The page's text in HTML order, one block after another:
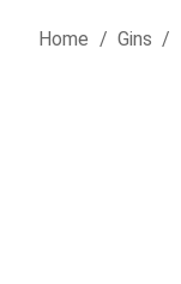
Home / Gins /